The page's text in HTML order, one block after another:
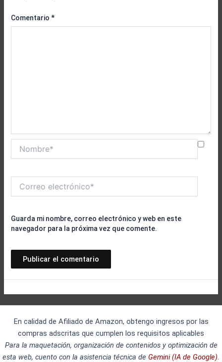
Comentario*
electrónico*
Guarda mi nombre, correo electrónico y web en este
navegador para la próxima vez que comente.
En calidad de Afiliado de Amazon, obtengo ingresos por las
compras adscritas que cumplen los requisitos aplicables
Para la maquetación, organización de contenidos y optimización de
esta web, cuento con la asistencia técnica de Gemini (IA de Google).